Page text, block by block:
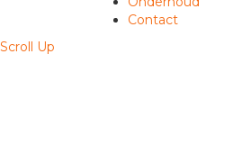
Contact
Scroll Up